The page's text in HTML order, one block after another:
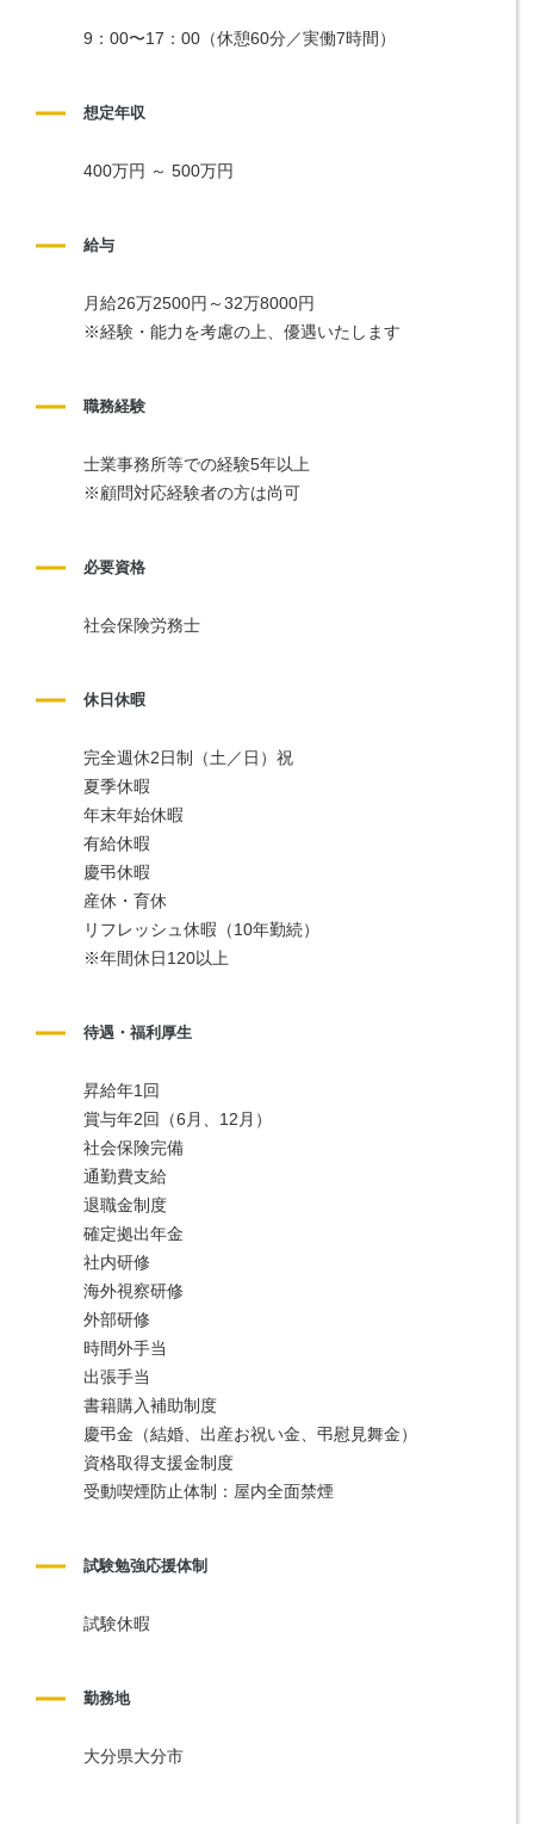
9：00〜17：00（休憩60分／実働7時間）
想定年収
400万円 ～ 500万円
給与
月給26万2500円～32万8000円
※経験・能力を考慮の上、優遇いたします
職務経験
士業事務所等での経験5年以上
※顧問対応経験者の方は尚可
必要資格
社会保険労務士
休日休暇
完全週休2日制（土／日）祝
夏季休暇
年末年始休暇
有給休暇
慶弔休暇
産休・育休
リフレッシュ休暇（10年勤続）
※年間休日120以上
待遇・福利厚生
昇給年1回
賞与年2回（6月、12月）
社会保険完備
通勤費支給
退職金制度
確定拠出年金
社内研修
海外視察研修
外部研修
時間外手当
出張手当
書籍購入補助制度
慶弔金（結婚、出産お祝い金、弔慰見舞金）
資格取得支援金制度
受動喫煙防止体制：屋内全面禁煙
試験勉強応援体制
試験休暇
勤務地
大分県大分市